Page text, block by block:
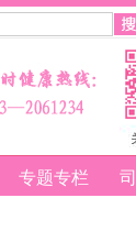
专题专栏